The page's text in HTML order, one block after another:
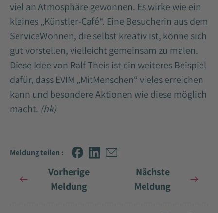
viel an Atmosphäre gewonnen. Es wirke wie ein
kleines „Künstler-Café“. Eine Besucherin aus dem
ServiceWohnen, die selbst kreativ ist, könne sich
gut vorstellen, vielleicht gemeinsam zu malen.
Diese Idee von Ralf Theis ist ein weiteres Beispiel
dafür, dass EVIM „MitMenschen“ vieles erreichen
kann und besondere Aktionen wie diese möglich
macht. (hk)
Meldung teilen :
Vorherige
Meldung
Nächste
Meldung